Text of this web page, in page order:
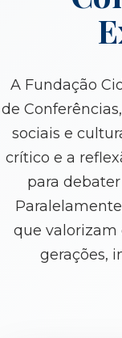
A Fundação
de
sociais e
crítico e a
para
que valorizam
gerações,